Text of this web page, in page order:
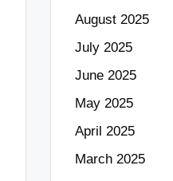
August 2025
July 2025
June 2025
May 2025
April 2025
March 2025